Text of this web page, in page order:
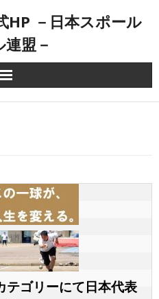
HP －日本スポール
盟－
テゴリーにて日本代表